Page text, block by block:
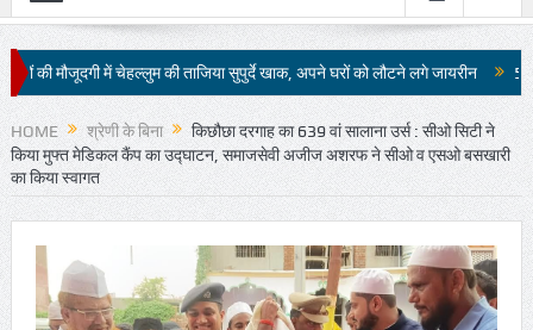
की ताजिया सुपुर्दे खाक, अपने घरों को लौटने लगे जायरीन 51 सुंदरियों के बीच होगा कड़ा
HOME श्रेणी के बिना
किछौछा दरगाह का 639 वां सालाना उर्स : सीओ सिटी ने
किया मुफ्त मेडिकल कैंप का उद्घाटन, समाजसेवी अजीज अशरफ ने सीओ व एसओ बसखारी
का किया स्वागत